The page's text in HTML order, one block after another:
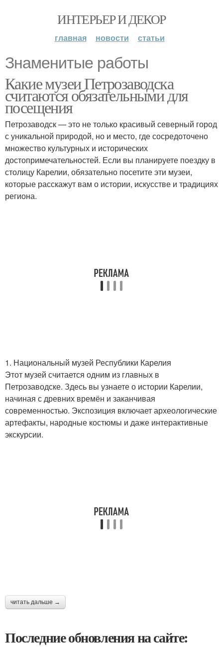
ИНТЕРЬЕР И ДЕКОР
главная новости статьи
Знаменитые работы
Какие музеи Петрозаводска
считаются обязательными для
посещения
Петрозаводск — это не только красивый северный город
с уникальной природой, но и место, где сосредоточено
множество культурных и исторических
достопримечательностей. Если вы планируете поездку в
столицу Карелии, обязательно посетите эти музеи,
которые расскажут вам о истории, искусстве и традициях
региона.
1. Национальный музей Республики Карелия
Этот музей считается одним из главных в
Петрозаводске. Здесь вы узнаете о истории Карелии,
начиная с древних времён и заканчивая
современностью. Экспозиция включает археологические
артефакты, народные костюмы и даже интерактивные
экскурсии.
читать дальше →
Последние обновления на сайте: